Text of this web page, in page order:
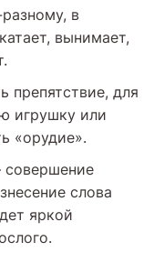
в
вынимает,
препятствие, для
игрушку или
«орудие».
слова
яркой